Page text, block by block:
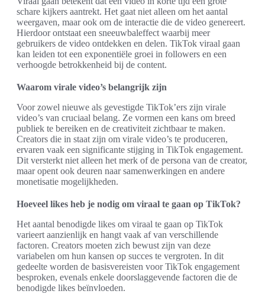
schare kijkers aantrekt. Het gaat niet alleen om het aantal
weergaven, maar ook om de interactie die de video genereert.
Hierdoor ontstaat een sneeuwbaleffect waarbij meer
gebruikers de video ontdekken en delen. TikTok viraal gaan
kan leiden tot een exponentiële groei in followers en een
verhoogde betrokkenheid bij de content.
Waarom virale video’s belangrijk zijn
Voor zowel nieuwe als gevestigde TikTok’ers zijn virale
video’s van cruciaal belang. Ze vormen een kans om breed
publiek te bereiken en de creativiteit zichtbaar te maken.
Creators die in staat zijn om virale video’s te produceren,
ervaren vaak een significante stijging in TikTok engagement.
Dit versterkt niet alleen het merk of de persona van de creator,
maar opent ook deuren naar samenwerkingen en andere
monetisatie mogelijkheden.
Hoeveel likes heb je nodig om viraal te gaan op TikTok?
Het aantal benodigde likes om viraal te gaan op TikTok
varieert aanzienlijk en hangt vaak af van verschillende
factoren. Creators moeten zich bewust zijn van deze
variabelen om hun kansen op succes te vergroten. In dit
gedeelte worden de basisvereisten voor TikTok engagement
besproken, evenals enkele doorslaggevende factoren die de
benodigde likes beïnvloeden.